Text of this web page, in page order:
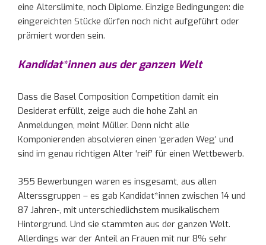
eine Alterslimite, noch Diplome. Einzige Bedingungen: die
eingereichten Stücke dürfen noch nicht aufgeführt oder
prämiert worden sein.
Kandidat*innen aus der ganzen Welt
Dass die Basel Composition Competition damit ein
Desiderat erfüllt, zeige auch die hohe Zahl an
Anmeldungen, meint Müller. Denn nicht alle
Komponierenden absolvieren einen ‘geraden Weg’ und
sind im genau richtigen Alter ‘reif’ für einen Wettbewerb.
355 Bewerbungen waren es insgesamt, aus allen
Alterssgruppen – es gab Kandidat*innen zwischen 14 und
87 Jahren-, mit unterschiedlichstem musikalischem
Hintergrund. Und sie stammten aus der ganzen Welt.
Allerdings war der Anteil an Frauen mit nur 8% sehr